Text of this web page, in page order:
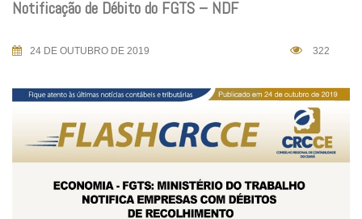
Notificação de Débito do FGTS – NDF
24 DE OUTUBRO DE 2019 322